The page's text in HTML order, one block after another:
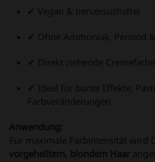
✔ Vegan & tierversuchsfrei
✔ Ohne Ammoniak, Peroxid
✔ Direkt ziehende
✔ Ideal für bunte Effekte,
Farbveränderungen
Anwendung:
Für maximale Farbintensität wird
vorgehelltem, blondem Haar